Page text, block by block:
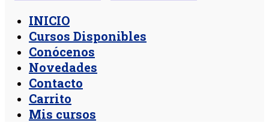
INICIO
Cursos Disponibles
Conócenos
Novedades
Contacto
Carrito
Mis cursos